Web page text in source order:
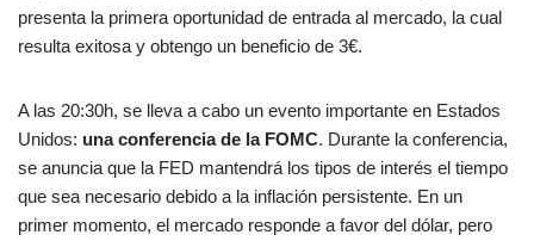
presenta la primera oportunidad de entrada al mercado, la cual
resulta exitosa y obtengo un beneficio de 3€.
A las 20:30h, se lleva a cabo un evento importante en Estados
Unidos: una conferencia de la FOMC. Durante la conferencia,
se anuncia que la FED mantendrá los tipos de interés el tiempo
que sea necesario debido a la inflación persistente. En un
primer momento, el mercado responde a favor del dólar, pero